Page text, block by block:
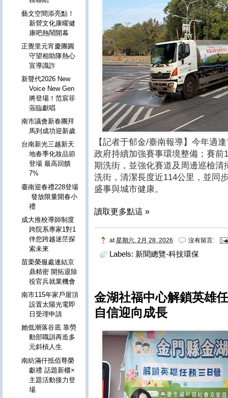
【記者于郁金/臺南報導】今年適
政府持續加強賽事環境整備；賽前
期洗街，並強化賽道及周邊巡檢
洗街，清潔長度近114公里，並同
盛事與城市健康。
讀取更多點這 »
at星期六, 2月 28, 2026 沒有留言:
Labels: 新聞總覽-科技環保
金湖社福中心解鎖英雄
自信迎向成長
藝文空間添亮點！
新營文化康曜健
康吧熱鬧開幕
正覺里元宵慶團圓
守望相助隊熱心
宣導識詐
新聲代2026 New
Voice New Gen
將登場！范宸菲
蒞臨獻唱
南市議會新春團拜
馬到成功迎新歲
台南新光三越新天
地春季化妝品節
登場 最高回饋
7%
臺南迎春禮228登場
發放限量開春小
禮
成大推校導師制度
跨院系專家1對1
伴您跨越迷茫探
索未來
苗栗榮服處連結京
鼎精密 開拓退除
役官兵就業機會
南市115年家戶屋頂
設置太陽光電即
日受理申請
她低潮落谷底 靠勞
動部職訓再造多
元斜槓人生
南紡滿仟抵佰尊榮
獻禮 話題新櫃×
主題活動接力登
場